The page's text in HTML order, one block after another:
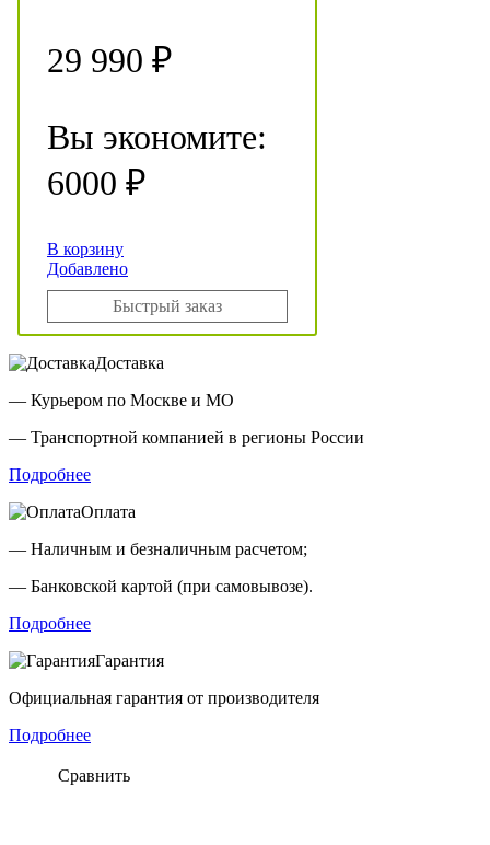
29 990 ₽
Вы экономите:
6000 ₽
В корзину
Добавлено
Быстрый заказ
Доставка
— Курьером по Москве и МО
— Транспортной компанией в регионы России
Подробнее
Оплата
— Наличным и безналичным расчетом;
— Банковской картой (при самовывозе).
Подробнее
Гарантия
Официальная гарантия от производителя
Подробнее
Сравнить